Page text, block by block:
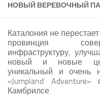
НОВЫЙ ВЕРЕВОЧНЫЙ
Каталония не
провинция
инфраструктуру,
новый и новые
уникальный и очень
«Jumpland
Камбрилсе.